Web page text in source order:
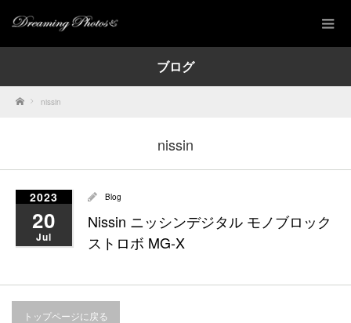
ブログ
Home nissin
nissin
2023
20
Jul
Blog
Nissin ニッシンデジタル モノブロック
ストロボ MG-X
トップページに戻る